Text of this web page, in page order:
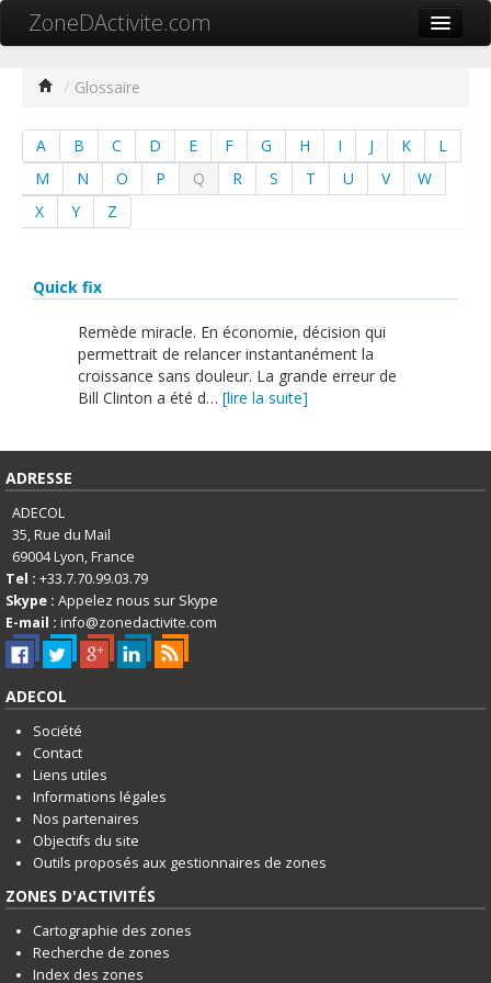
ZoneDActivite.com
Cartographie ZA
Recherche avancée
Contact
Mon ZA.com
中文
English
Français
Connexion
/ Glossaire
A B C D E F G H I J K
L
M
N O P Q R S T U V
W
X
Y Z
Quick fix
Remède miracle. En économie, décision qui
permettrait de relancer instantanément la
croissance sans douleur. La grande erreur de
Bill Clinton a été d… [lire la suite]
ADRESSE
ADECOL
35, Rue du Mail
69004Lyon, France
Tel : +33.7.70.99.03.79
Skype : Appelez nous sur Skype
E-mail : info@zonedactivite.com
ADECOL
Société
Contact
Liens utiles
Informations légales
Nos partenaires
Objectifs du site
Outils proposés aux gestionnaires de zones
ZONES D'ACTIVITÉS
Cartographie des zones
Recherche de zones
Index des zones